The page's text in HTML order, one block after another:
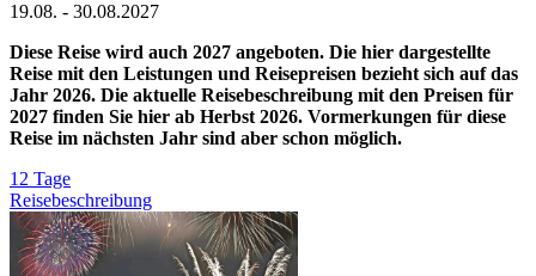
19.08. - 30.08.2027
Diese Reise wird auch 2027 angeboten. Die hier dargestellte
Reise mit den Leistungen und Reisepreisen bezieht sich auf das
Jahr 2026. Die aktuelle Reisebeschreibung mit den Preisen für
2027 finden Sie hier ab Herbst 2026. Vormerkungen für diese
Reise im nächsten Jahr sind aber schon möglich.
12 Tage
Reisebeschreibung